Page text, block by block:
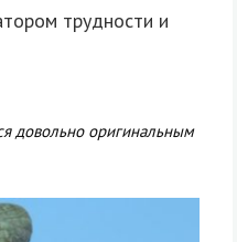
трудности и
довольно оригинальным